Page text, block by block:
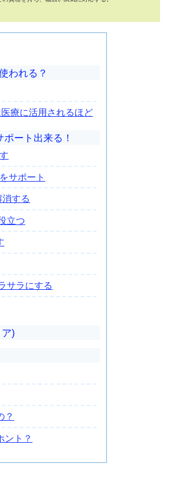
われる？
療に活用されるほど
ート出来る！
サポート
する
立つ
サラにする
ア)
？
ント？